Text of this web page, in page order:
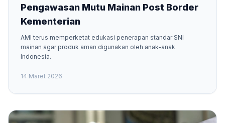
Pengawasan Mutu Mainan Post Border
Kementerian
AMI terus memperketat edukasi penerapan standar SNI
mainan agar produk aman digunakan oleh anak-anak
Indonesia.
14 Maret 2026